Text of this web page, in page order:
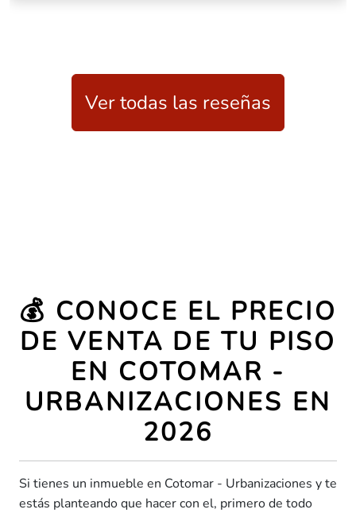
Ver todas las reseñas
💰 CONOCE EL PRECIO
DE VENTA DE TU PISO
EN COTOMAR -
URBANIZACIONES EN
2026
Si tienes un inmueble en Cotomar - Urbanizaciones y te
estás planteando que hacer con el, primero de todo